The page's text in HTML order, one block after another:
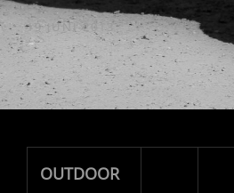
GEPUBLICEERD
OP
19 JUNI 2013
OUTDOOR